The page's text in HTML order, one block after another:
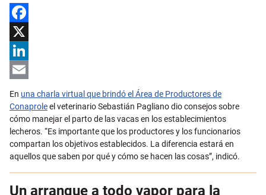
Facebook
X
LinkedIn
En una charla virtual que brindó el Área de Productores de
Conaproleel veterinario Sebastián Pagliano dio consejos sobre
cómo manejar el parto de las vacas en los establecimientos
lecheros. “Es importante que los productores y los funcionarios
compartan los objetivos establecidos. La diferencia estará en
aquellos que saben por qué y cómo se hacen las cosas”, indicó.
Un arranque a todo vapor para la